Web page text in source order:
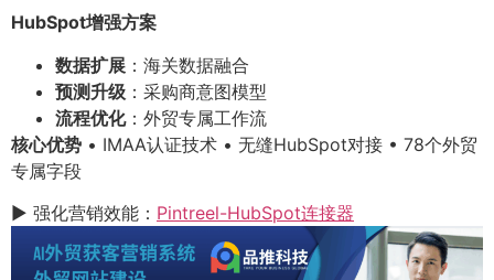
HubSpot增强方案
数据扩展 ：海关数据融合
预测升级 ：采购商意图模型
流程优化：外贸专属工作流
核心优势 • IMAA认证技术 • 无缝HubSpot对接 • 78个外贸
专属字段
▶ 强化营销效能： Pintreel-HubSpot连接器